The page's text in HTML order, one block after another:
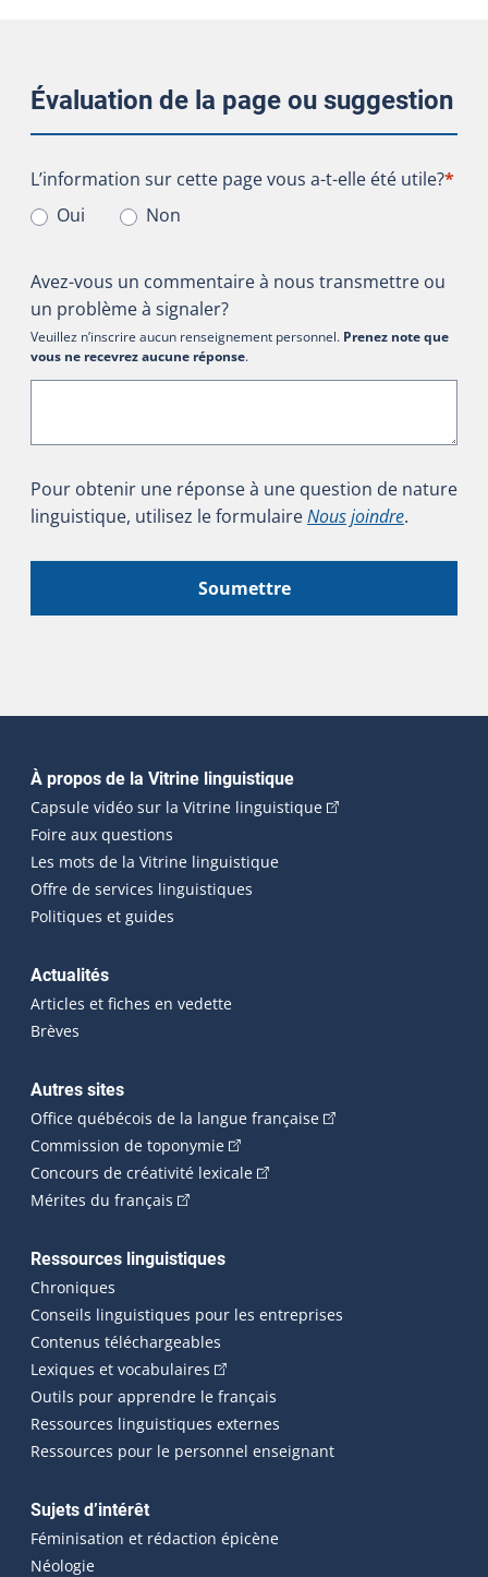
Évaluation de la page ou suggestion
L’information sur cette page vous a-t-elle été utile?
L’information sur cette page vous a-t-elle été utile?*
Oui
Non
Avez-vous un commentaire à nous transmettre ou
un problème à signaler?
Veuillez n’inscrire aucun renseignement personnel. Prenez note que
vous ne recevrez aucune réponse.
Pour obtenir une réponse à une question de nature
linguistique, utilisez le formulaireNous joindre.
Soumettre
Navigation principale
À propos de la Vitrine linguistique
Capsule vidéo sur la Vitrine linguistique(Cet hyperlien
Foire aux questions
Les mots de la Vitrine linguistique
Offre de services linguistiques
Politiques et guides
Actualités
Articles et fiches en vedette
Brèves
Autres sites
Office québécois de la langue française(Cet hyperlien
Commission de toponymie(Cet hyperlien externe s'ouvrira
Concours de créativité lexicale(Cet hyperlien externe
Mérites du français (Cet hyperlien externe s'ouvrira dans une
Ressources linguistiques
Chroniques
Conseils linguistiques pour les entreprises
Contenus téléchargeables
Lexiques et vocabulaires (Cet hyperlien externe s'ouvrira
Outils pour apprendre le français
Ressources linguistiques externes
Ressources pour le personnel enseignant
Sujets d’intérêt
Féminisation et rédaction épicène
Néologie